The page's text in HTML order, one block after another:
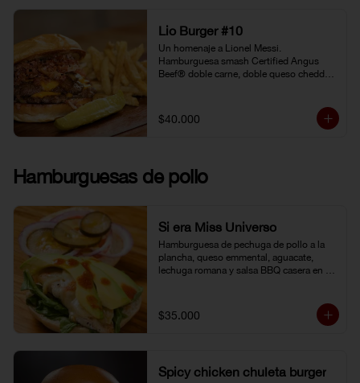
Lio Burger #10
Un homenaje a Lionel Messi.
Hamburguesa smash Certified Angus
Beef® doble carne, doble queso cheddar,
$40.000
Hamburguesas de pollo
Si era Miss Universo
Hamburguesa de pechuga de pollo a la
plancha, queso emmental, aguacate,
lechuga romana y salsa BBQ casera en
$35.000
Spicy chicken chuleta burger